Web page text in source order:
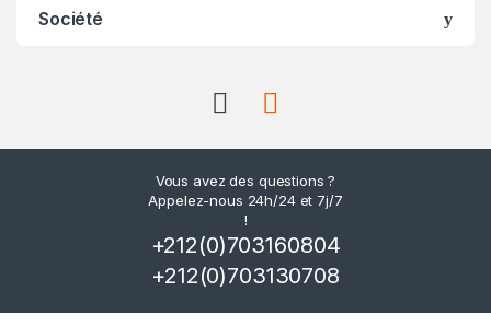
Société
Vous avez des questions ?
Appelez-nous 24h/24 et 7j/7
!
+212(0)703160804
+212(0)703130708